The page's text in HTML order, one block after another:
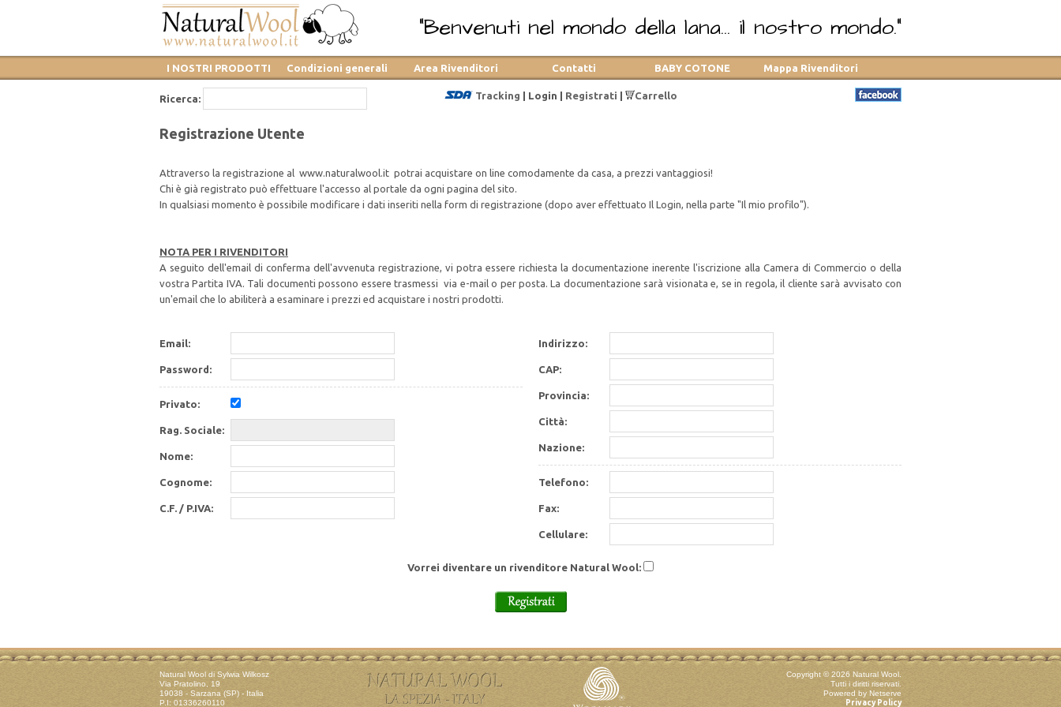
"Benvenuti nel mondo della lana... il nostro mondo."
I NOSTRI PRODOTTI Condizioni generali Area Rivenditori Contatti BABY COTONE Mappa Rivenditori
Ricerca: Tracking Login Registrati Carrello
Registrazione Utente
Attraverso la registrazione al www.naturalwool.it potrai acquistare on line comodamente da casa, a prezzi vantaggiosi!
Chi è già registrato può effettuare l'accesso al portale da ogni pagina del sito.
In qualsiasi momento è possibile modificare i dati inseriti nella form di registrazione (dopo aver effettuato Il Login, nella parte "Il mio profilo").
NOTA PER I RIVENDITORI
A seguito dell'email di conferma dell'avvenuta registrazione, vi potra essere richiesta la documentazione inerente l'iscrizione alla Camera di Commercio o della
vostra Partita IVA. Tali documenti possono essere trasmessi via e-mail o per posta. La documentazione sarà visionata e, se in regola, il cliente sarà avvisato con
un'email che lo abiliterà a esaminare i prezzi ed acquistare i nostri prodotti.
Email:
Password:
Privato:
Rag. Sociale:
Nome:
Cognome:
C.F. / P.IVA:
Indirizzo:
CAP:
Provincia:
Città:
Nazione:
Telefono:
Fax:
Cellulare:
Vorrei diventare un rivenditore Natural Wool:
Natural Wool di Sylwia Wilkosz
Via Pratolino, 19
19038 - Sarzana (SP) - Italia
P.I: 01336260110
Copyright © 2026 Natural Wool.
Tutti i diritti riservati.
Powered by Netserve
Privacy Policy